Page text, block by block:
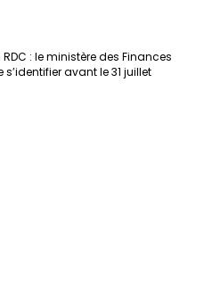
: le ministère des Finances
avant le 31 juillet